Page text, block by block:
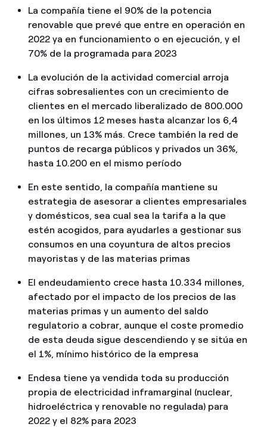
La compañía tiene el 90% de la potencia
renovable que prevé que entre en operación en
2022 ya en funcionamiento o en ejecución, y el
70% de la programada para 2023
La evolución de la actividad comercial arroja
cifras sobresalientes con un crecimiento de
clientes en el mercado liberalizado de 800.000
en los últimos 12 meses hasta alcanzar los 6,4
millones, un 13% más. Crece también la red de
puntos de recarga públicos y privados un 36%,
hasta 10.200 en el mismo período
En este sentido, la compañía mantiene su
estrategia de asesorar a clientes empresariales
y domésticos, sea cual sea la tarifa a la que
estén acogidos, para ayudarles a gestionar sus
consumos en una coyuntura de altos precios
mayoristas y de las materias primas
El endeudamiento crece hasta 10.334 millones,
afectado por el impacto de los precios de las
materias primas y un aumento del saldo
regulatorio a cobrar, aunque el coste promedio
de esta deuda sigue descendiendo y se sitúa en
el 1%, mínimo histórico de la empresa
Endesa tiene ya vendida toda su producción
propia de electricidad inframarginal (nuclear,
hidroeléctrica y renovable no regulada) para
2022 y el 82% para 2023